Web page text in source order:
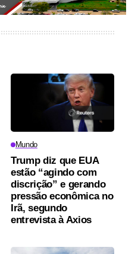
Mundo
Trump diz que EUA
estão “agindo com
discrição” e gerando
pressão econômica no
Irã, segundo
entrevista à Axios